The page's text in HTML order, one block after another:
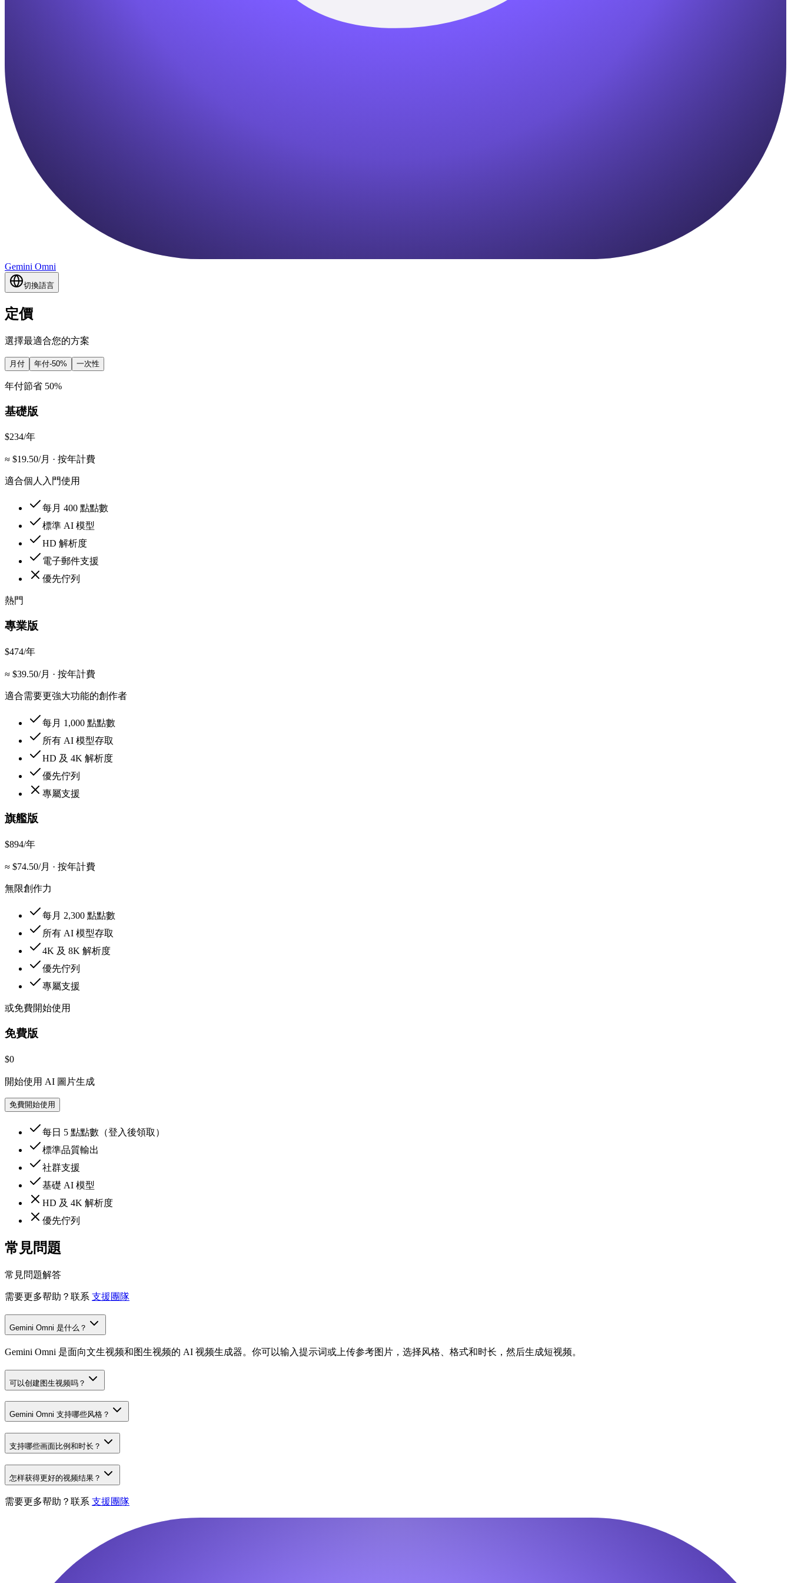
Gemini Omni
切換語言
定價
選擇最適合您的方案
月付 年付-50% 一次性
年付節省 50%
基礎版
$234/年
≈ $19.50/月 · 按年計費
適合個人入門使用
每月 400 點點數
標準 AI 模型
HD 解析度
電子郵件支援
優先佇列
熱門
專業版
$474/年
≈ $39.50/月 · 按年計費
適合需要更強大功能的創作者
每月 1,000 點點數
所有 AI 模型存取
HD 及 4K 解析度
優先佇列
專屬支援
旗艦版
$894/年
≈ $74.50/月 · 按年計費
無限創作力
每月 2,300 點點數
所有 AI 模型存取
4K 及 8K 解析度
優先佇列
專屬支援
或免費開始使用
免費版
$0
開始使用 AI 圖片生成
免費開始使用
每日 5 點點數（登入後領取）
標準品質輸出
社群支援
基礎 AI 模型
HD 及 4K 解析度
優先佇列
常見問題
常見問題解答
需要更多帮助？联系 支援團隊
Gemini Omni 是什么？
Gemini Omni 是面向文生视频和图生视频的 AI 视频生成器。你可以输入提示词或上传参考图片，选择风格、格式和时长，然后生成短视频。
可以创建图生视频吗？
Gemini Omni 支持哪些风格？
支持哪些画面比例和时长？
怎样获得更好的视频结果？
需要更多帮助？联系 支援團隊